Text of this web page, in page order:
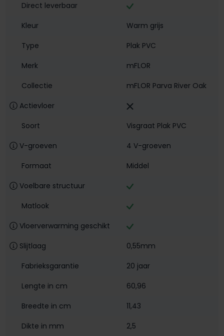
Direct leverbaar
Kleur
Warm grijs
Type
Plak PVC
Merk
mFLOR
Collectie
mFLOR Parva River Oak
Actievloer
Soort
Visgraat Plak PVC
V-groeven
4 V-groeven
Formaat
Middel
Voelbare structuur
Matlook
Vloerverwarming geschikt
Slijtlaag
0,55mm
Fabrieksgarantie
20 jaar
Lengte in cm
60,96
Breedte in cm
11,43
Dikte in mm
2,5